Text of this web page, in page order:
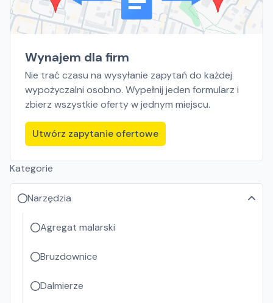
Wynajem dla firm
Nie trać czasu na wysyłanie zapytań do każdej
wypożyczalni osobno. Wypełnij jeden formularz i
zbierz wszystkie oferty w jednym miejscu.
Utwórz zapytanie ofertowe
Kategorie
Narzędzia
Agregat malarski
Bruzdownice
Dalmierze